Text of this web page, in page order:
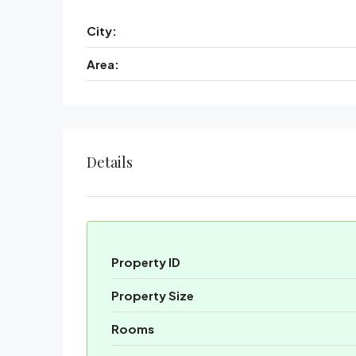
City:
Area:
Details
Property ID
Property Size
Rooms